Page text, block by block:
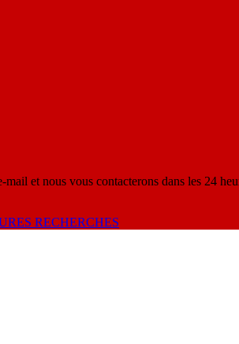
et nous vous contacterons dans les 24
RECHERCHES